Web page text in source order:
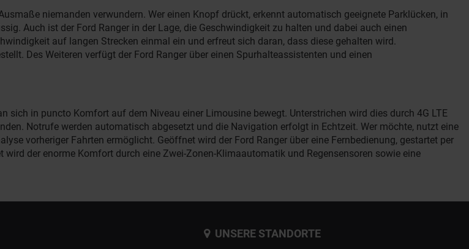
niemanden verwundern. Wer einen Knopf drückt, erkennt automatisch geeignete Parklücken, in
Auch ist der Ford Ranger in der Lage, die Geschwindigkeit zu halten und dabei auch einen
auf langen Strecken einmal ein und erfreut sich daran, dass diese gehalten wird.
Des Weiteren verfügt der Ford Ranger über einen Spurhalteassistenten und einen
sich in puncto Komfort auf dem Niveau einer Limousine bewegt. Unterstrichen wird dies durch 4G LTE
Notrufe werden automatisch abgesetzt und die Navigation erfolgt in Echtzeit. Wer möchte, nutzt eine
vorheriger Fahrten ermöglicht. Geöffnet wird der Ford Ranger über eine Fernbedienung, gestartet per
der enorme Komfort durch eine Zwei-Zonen-Klimaautomatik und Regensensoren sowie eine
UNSERE STANDORTE